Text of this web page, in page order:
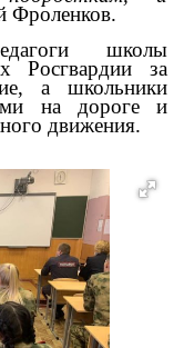
Фроленков.
школы
Росгвардии за
а школьники
на дороге и
движения.